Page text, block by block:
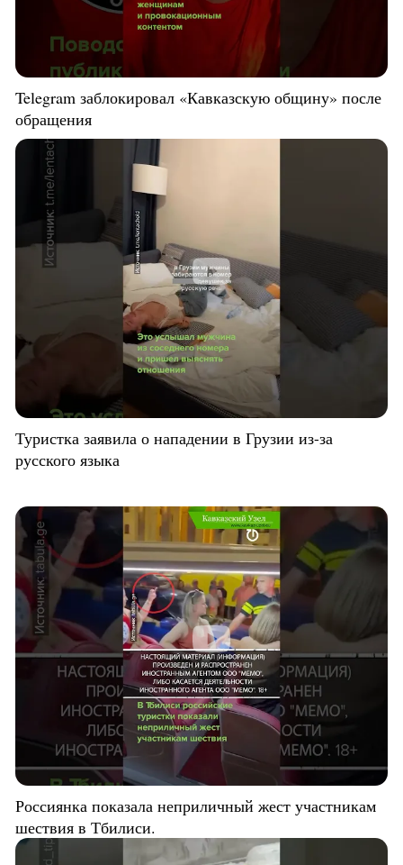
Telegram заблокировал «Кавказскую общину» после
обращения
Туристка заявила о нападении в Грузии из-за
русского языка
Россиянка показала неприличный жест участникам
шествия в Тбилиси.